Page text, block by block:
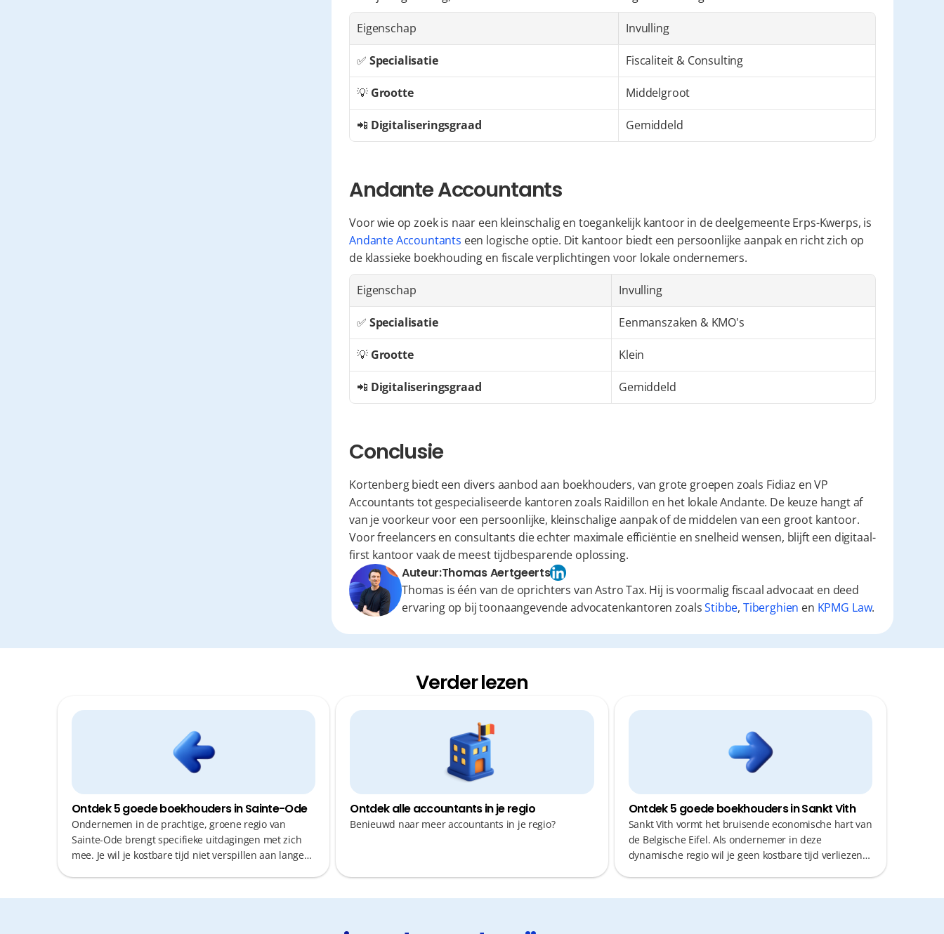
Eigenschap Invulling
✅ Specialisatie Fiscaliteit & Consulting
💡 Grootte Middelgroot
📲 Digitaliseringsgraad Gemiddeld
Andante Accountants
Andante Accountants een logische optie. Dit kantoor biedt een persoonlijke aanpak en richt zich op
de klassieke boekhouding en fiscale verplichtingen voor lokale ondernemers.
Eigenschap Invulling
✅ Specialisatie Eenmanszaken & KMO's
💡 Grootte Klein
📲 Digitaliseringsgraad Gemiddeld
Conclusie
Kortenberg biedt een divers aanbod aan boekhouders, van grote groepen zoals Fidiaz en VP
Accountants tot gespecialiseerde kantoren zoals Raidillon en het lokale Andante. De keuze hangt af
van je voorkeur voor een persoonlijke, kleinschalige aanpak of de middelen van een groot kantoor.
Voor freelancers en consultants die echter maximale efficiëntie en snelheid wensen, blijft een digitaal-
first kantoor vaak de meest tijdbesparende oplossing.
Auteur:Thomas Aertgeerts
Thomas is één van de oprichters van Astro Tax. Hij is voormalig fiscaal advocaat en deed
ervaring op bij toonaangevende advocatenkantoren zoalsStibbe, Tiberghien en KPMG Law.
Verder lezen
Ontdek 5 goede boekhouders in Sainte-Ode
Ondernemen in de prachtige, groene regio van
Sainte-Ode brengt specifieke uitdagingen met zich
mee. Je wil je kostbare tijd niet verspillen aan lange
maar ook efficiënt communiceert en snel reageert, is
Ontdek alle accountants in je regio
Benieuwd naar meer accountants in je regio?
Ontdek 5 goede boekhouders in Sankt Vith
Sankt Vith vormt het bruisende economische hart van
de Belgische Eifel. Als ondernemer in deze
dynamische regio wil je geen kostbare tijd verliezen
cruciaal: iemand die niet alleen je cijfers beheert,